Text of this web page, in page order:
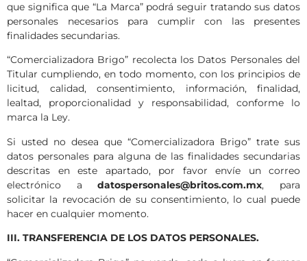
que significa que “La Marca” podrá seguir tratando sus datos
personales necesarios para cumplir con las presentes
finalidades secundarias.
“Comercializadora Brigo” recolecta los Datos Personales del
Titular cumpliendo, en todo momento, con los principios de
licitud, calidad, consentimiento, información, finalidad,
lealtad, proporcionalidad y responsabilidad, conforme lo
marca la Ley.
Si usted no desea que “Comercializadora Brigo” trate sus
datos personales para alguna de las finalidades secundarias
descritas en este apartado, por favor envíe un correo
electrónico adatospersonales@britos.com.mx, para
solicitar la revocación de su consentimiento, lo cual puede
hacer en cualquier momento.
III. TRANSFERENCIA DE LOS DATOS PERSONALES.